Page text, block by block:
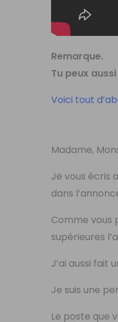
Remarque.
Tu peux
Voici tout
Madame,
Je vous écris
dans
Comme vous
supérieures
J’ai aussi fait
Je suis une
Le poste que